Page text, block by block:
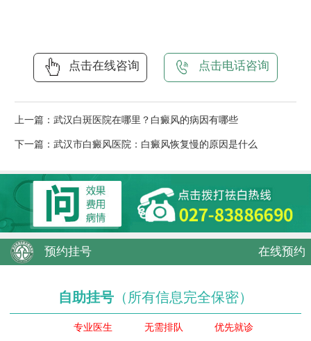
点击在线咨询 点击电话咨询
上一篇： 武汉白斑医院在哪里？白癜风的病因有哪些
下一篇： 武汉市白癜风医院：白癜风恢复慢的原因是什么
预约挂号 在线预约
自助挂号 （所有信息完全保密）
专业医生 无需排队 优先就诊